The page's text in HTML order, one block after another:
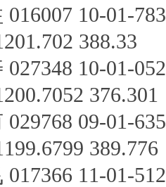
016007 10-01-
388.33
027348 10-01-
376.301
029768 09-01-
389.776
017366 11-01-